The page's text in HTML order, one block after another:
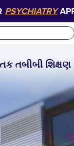
PSYCHIATRY
તબીબી શિક્ષણ